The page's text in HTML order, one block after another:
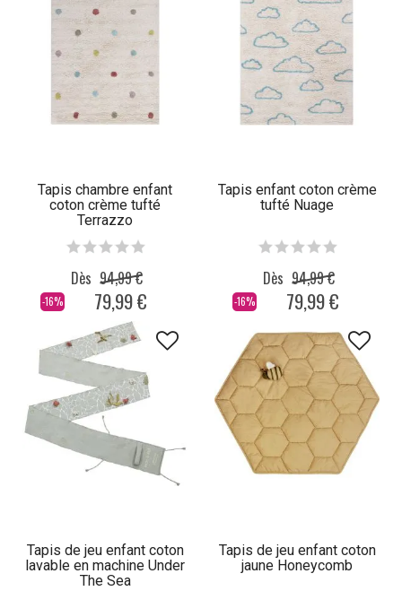
Tapis chambre enfant
coton crème tufté
Terrazzo
-16%
Dès 94,99 €
79,99 €
Tapis enfant coton crème
tufté Nuage
-16%
Dès 94,99 €
79,99 €
Tapis de jeu enfant coton
lavable en machine Under
The Sea
Tapis de jeu enfant coton
jaune Honeycomb